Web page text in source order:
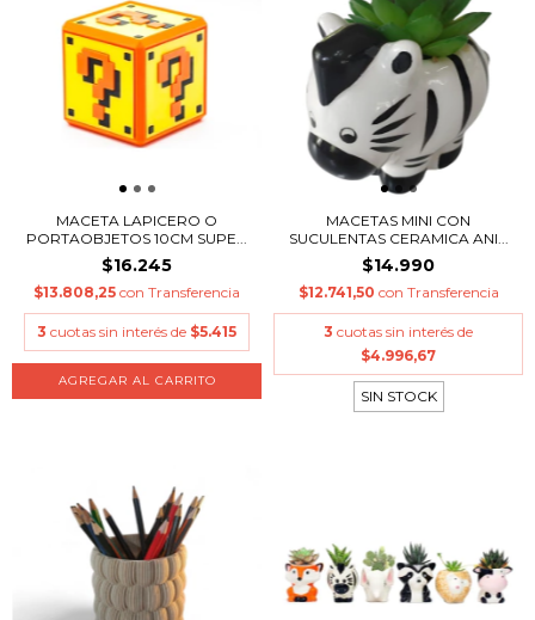
MACETA LAPICERO O
PORTAOBJETOS 10CM SUPE...
$16.245
$13.808,25 con Transferencia
3 cuotas sin interés de $5.415
MACETAS MINI CON
SUCULENTAS CERAMICA ANI...
$14.990
$12.741,50 con Transferencia
3 cuotas sin interés de
$4.996,67
SIN STOCK